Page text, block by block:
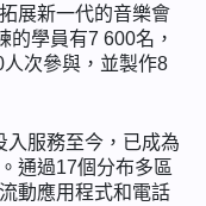
展新一代的音樂會
的學員有7 600名，
次參與，並製作8
入服務至今，已成為
通過17個分布多區
動應用程式和電話